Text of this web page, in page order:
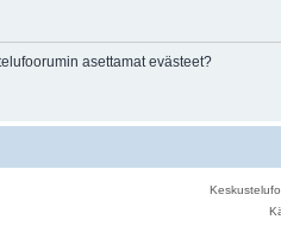
asettamat evästeet?